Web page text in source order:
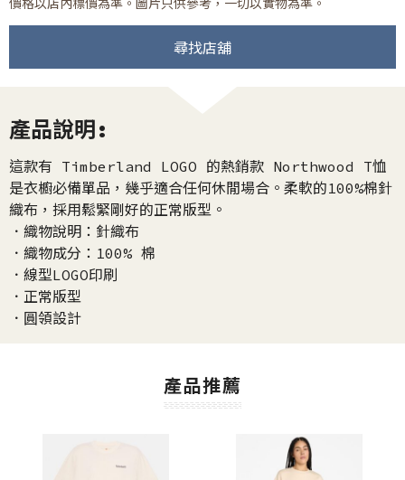
價格以店內標價為準。圖片只供參考，一切以實物為準。
尋找店舖
產品說明:
這款有 Timberland LOGO 的熱銷款 Northwood T恤
是衣櫥必備單品，幾乎適合任何休閒場合。柔軟的100%棉針
織布，採用鬆緊剛好的正常版型。
．織物說明：針織布
．織物成分：100% 棉
．線型LOGO印刷
．正常版型
．圓領設計
產品推薦